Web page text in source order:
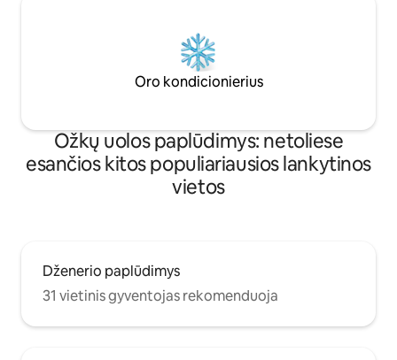
Oro kondicionierius
Ožkų uolos paplūdimys: netoliese
esančios kitos populiariausios lankytinos
vietos
Dženerio paplūdimys
31 vietinis gyventojas rekomenduoja